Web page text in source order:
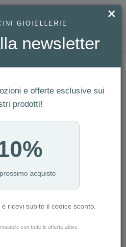
IN ORO BIANCO E DIAMANTI REF.
Visconti in Oro
Ref. BBX32955
×
GIOIELLERIE
newsletter
e offerte esclusive sui
prodotti!
acquisto
ricevi subito il codice sconto.
con tutte le offerte attive.